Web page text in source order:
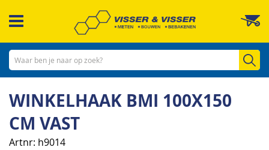
naar
inhoud
WINKELHAAK BMI 100X150
CM VAST
Artnr h9014